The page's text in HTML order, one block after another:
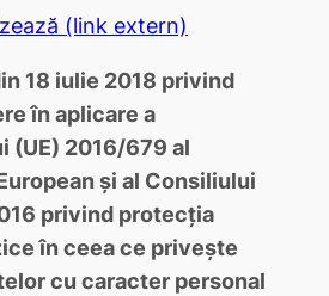
(link extern)
18 iulie 2018 privind
în aplicare a
(UE) 2016/679 al
şi al Consiliului
privind protecţia
în ceea ce priveşte
cu caracter personal